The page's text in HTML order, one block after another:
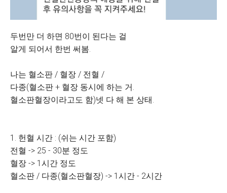
두번만 더 하면 80번이 된다는 걸
알게 되어서 한번 써봄.
나는 혈소판 / 혈장 / 전혈 /
다종(혈소판 + 혈장 동시에 하는 거.
혈소판혈장이라고도 함)넷 다 해 본 상태.
1. 헌혈 시간 : (쉬는 시간 포함)
전혈 -> 25 - 30분 정도
혈장 -> 1시간 정도
혈소판 / 다종(혈소판혈장) -> 1시간 - 2시간